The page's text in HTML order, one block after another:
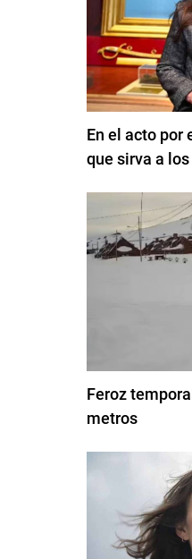
En el acto por
que sirva a
Feroz
metros